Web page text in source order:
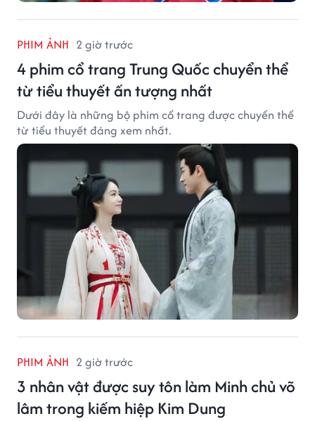
PHIM ẢNH 2 giờ trước
4 phim cổ trang Trung Quốc chuyển thể
từ tiểu thuyết ấn tượng nhất
Dưới đây là những bộ phim cổ trang được chuyển thể
từ tiểu thuyết đáng xem nhất.
PHIM ẢNH 2 giờ trước
3 nhân vật được suy tôn làm Minh chủ võ
lâm trong kiếm hiệp Kim Dung